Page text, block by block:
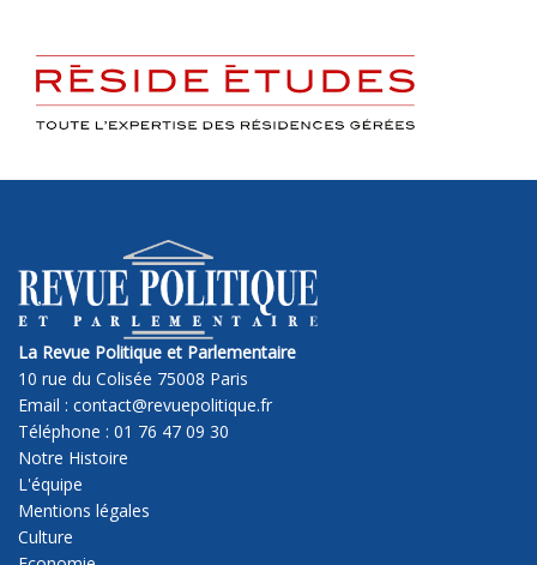
La Revue Politique et Parlementaire
10 rue du Colisée 75008 Paris
Email : contact@revuepolitique.fr
Téléphone : 01 76 47 09 30
Notre Histoire
L'équipe
Mentions légales
Culture